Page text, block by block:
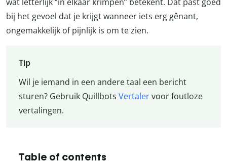
bij het gevoel dat je krijgt wanneer iets erg gênant,
ongemakkelijk of pijnlijk is om te zien.
Tip
Wil je iemand in een andere taal een bericht
sturen? Gebruik Quillbots Vertalervoor foutloze
vertalingen.
Table of contents